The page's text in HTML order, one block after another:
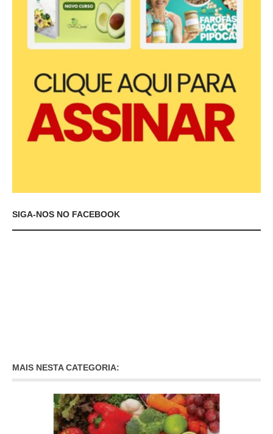
SIGA-NOS NO FACEBOOK
MAIS NESTA CATEGORIA: